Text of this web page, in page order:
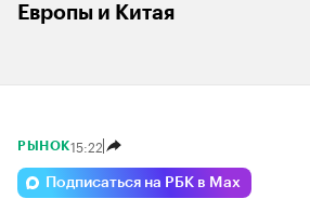
Европы и Китая
РЫНОК15:22
Подписаться на РБК в Max